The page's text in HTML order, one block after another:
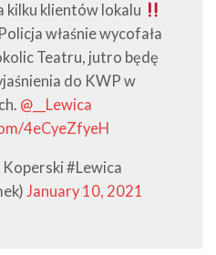
kilku klientów lokalu
właśnie wycofała
Teatru, jutro będę
do KWP w
@__Lewica
4eCyeZfyeH
#Lewica
January 10, 2021